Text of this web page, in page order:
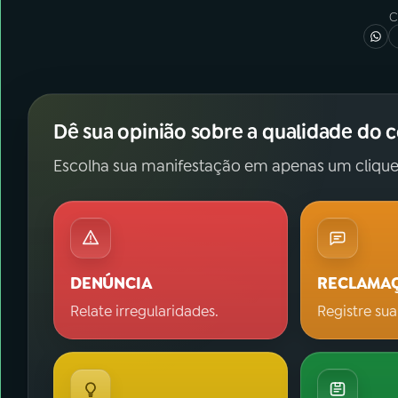
Dê sua opinião sobre a qualidade do
Escolha sua manifestação em apenas um
DENÚNCIA
Relate irregularidades. Registre